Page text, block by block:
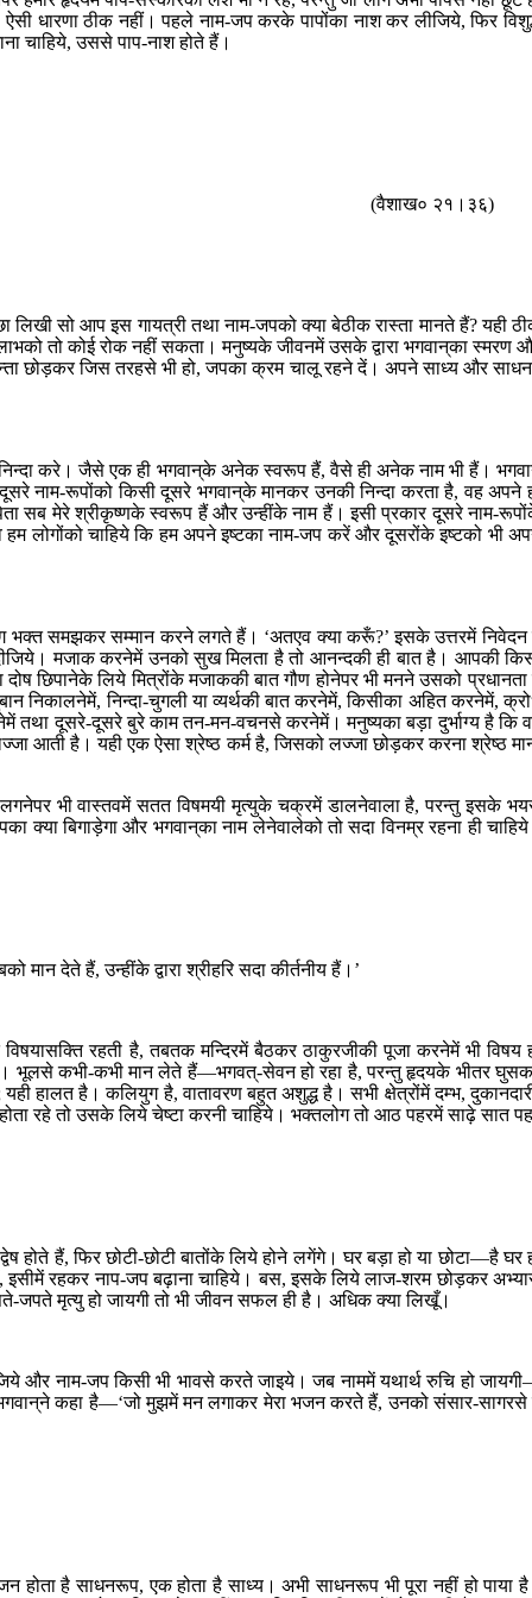
धारणा ठीक नहीं। पहले नाम-जप करके पापोंका नाश कर लीजिये, फिर
चाहिये, उससे पाप-नाश होते हैं।
(वैशाख० २१।३६)
सो आप इस गायत्री तथा नाम-जपको क्या बेठीक रास्ता मानते हैं? यही
तो कोई रोक नहीं सकता। मनुष्यके जीवनमें उसके द्वारा भगवान‍्का स्मरण
छोड़कर जिस तरहसे भी हो, जपका क्रम चालू रहने दें। अपने साध्य और
निन्दा करे। जैसे एक ही भगवान‍्के अनेक स्वरूप हैं, वैसे ही अनेक नाम भी हैं।
नाम-रूपोंको किसी दूसरे भगवान‍्के मानकर उनकी निन्दा करता है, वह अपने
सब मेरे श्रीकृष्णके स्वरूप हैं और उन्हींके नाम हैं। इसी प्रकार दूसरे नाम-
हम लोगोंको चाहिये कि हम अपने इष्टका नाम-जप करें और दूसरोंके इष्टको भी
भक्त समझकर सम्मान करने लगते हैं। ‘अतएव क्या करूँ?’ इसके उत्तरमें निवेदन
मजाक करनेमें उनको सुख मिलता है तो आनन्दकी ही बात है। आपकी
छिपानेके लिये मित्रोंके मजाककी बात गौण होनेपर भी मनने उसको प्रधानता
निकालनेमें, निन्दा-चुगली या व्यर्थकी बात करनेमें, किसीका अहित करनेमें,
दूसरे-दूसरे बुरे काम तन-मन-वचनसे करनेमें। मनुष्यका बड़ा दुर्भाग्य है कि
आती है। यही एक ऐसा श्रेष्ठ कर्म है, जिसको लज्जा छोड़कर करना श्रेष्ठ
भी वास्तवमें सतत विषमयी मृत्युके चक्रमें डालनेवाला है, परन्तु इसके
क्या बिगाड़ेगा और भगवान‍्का नाम लेनेवालेको तो सदा विनम्र रहना ही
देते हैं, उन्हींके द्वारा श्रीहरि सदा कीर्तनीय हैं।’
रहती है, तबतक मन्दिरमें बैठकर ठाकुरजीकी पूजा करनेमें भी विषय
भूलसे कभी-कभी मान लेते हैं—भगवत्-सेवन हो रहा है, परन्तु हृदयके भीतर
हालत है। कलियुग है, वातावरण बहुत अशुद्ध है। सभी क्षेत्रोंमें दम्भ,
रहे तो उसके लिये चेष्टा करनी चाहिये। भक्तलोग तो आठ पहरमें साढ़े सात
हैं, फिर छोटी-छोटी बातोंके लिये होने लगेंगे। घर बड़ा हो या छोटा—है घर
इसीमें रहकर नाप-जप बढ़ाना चाहिये। बस, इसके लिये लाज-शरम छोड़कर
जपते मृत्यु हो जायगी तो भी जीवन सफल ही है। अधिक क्या लिखूँ।
और नाम-जप किसी भी भावसे करते जाइये। जब नाममें यथार्थ रुचि हो
भगवान‍्ने कहा है—‘जो मुझमें मन लगाकर मेरा भजन करते हैं, उनको संसार-सागरसे
है साधनरूप, एक होता है साध्य। अभी साधनरूप भी पूरा नहीं हो पाया